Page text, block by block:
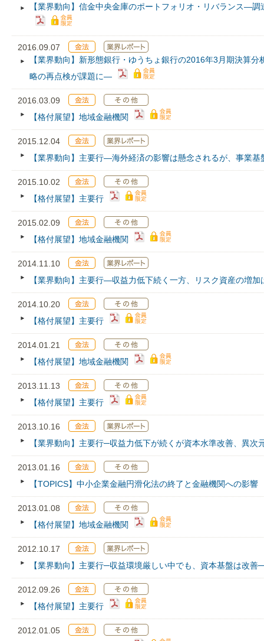
【業界動向】信金中央金庫のポートフォリオ・リバランス―
2016.09.07
【業界動向】新形態銀行・ゆうちょ銀行の2016年3月期決算
略の再点検が課題に―
2016.03.09
【格付展望】地域金融機関
2015.12.04
【業界動向】主要行―海外経済の影響は懸念されるが、事業
2015.10.02
【格付展望】主要行
2015.02.09
【格付展望】地域金融機関
2014.11.10
【業界動向】主要行―収益力低下続く一方、リスク資産の増
2014.10.20
【格付展望】主要行
2014.01.21
【格付展望】地域金融機関
2013.11.13
【格付展望】主要行
2013.10.16
【業界動向】主要行─収益力低下が続くが資本水準改善、異次
2013.01.16
【TOPICS】中小企業金融円滑化法の終了と金融機関への影響
2013.01.08
【格付展望】地域金融機関
2012.10.17
【業界動向】主要行─収益環境厳しい中でも、資本基盤は改善─
2012.09.26
【格付展望】主要行
2012.01.05